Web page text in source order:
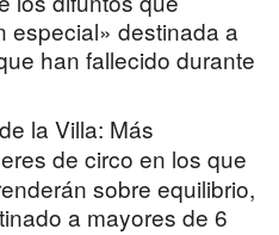
especial» destinada a
han fallecido durante
la Villa: Más
de circo en los que
sobre equilibrio,
a mayores de 6